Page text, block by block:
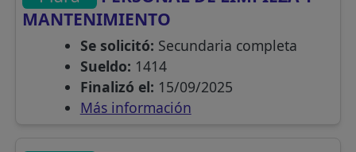
MANTENIMIENTO
Se solicitó: Secundaria completa
Sueldo: 1414
Finalizó el: 15/09/2025
Más información